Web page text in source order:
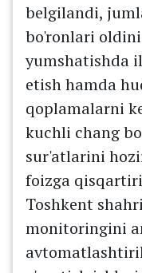
belgilandi,
bo'ronlari
yumshatishda
etish hamda
qoplamalarni
kuchli chang
sur'atlarini
foizga
Toshkent
monitoringini